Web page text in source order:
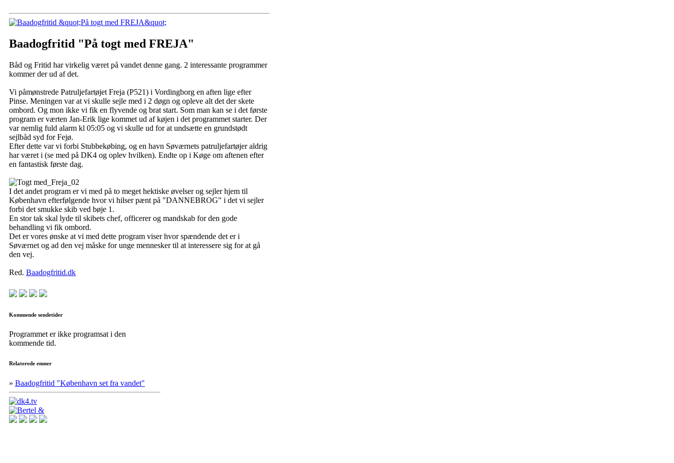
Baadogfritid "På togt med FREJA"
Båd og Fritid har virkelig været på vandet denne gang. 2 interessante programmer
kommer der ud af det.
Vi påmønstrede Patruljefartøjet Freja (P521) i Vordingborg en aften lige efter
Pinse. Meningen var at vi skulle sejle med i 2 døgn og opleve alt det der skete
ombord. Og mon ikke vi fik en flyvende og brat start. Som man kan se i det første
program er værten Jan-Erik lige kommet ud af køjen i det programmet starter. Der
var nemlig fuld alarm kl 05:05 og vi skulle ud for at undsætte en grundstødt
sejlbåd syd for Fejø.
Efter dette var vi forbi Stubbekøbing, og en havn Søværnets patruljefartøjer aldrig
har været i (se med på DK4 og oplev hvilken). Endte op i Køge om aftenen efter
en fantastisk første dag.
I det andet program er vi med på to meget hektiske øvelser og sejler hjem til
København efterfølgende hvor vi hilser pænt på "DANNEBROG" i det vi sejler
forbi det smukke skib ved bøje 1.
En stor tak skal lyde til skibets chef, officerer og mandskab for den gode
behandling vi fik ombord.
Det er vores ønske at vi med dette program viser hvor spændende det er i
Søværnet og ad den vej måske for unge mennesker til at interessere sig for at gå
den vej.
Red. Baadogfritid.dk
Kommende sendetider
Programmet er ikke programsat i den
kommende tid.
Relaterede emner
» Baadogfritid "København set fra vandet"